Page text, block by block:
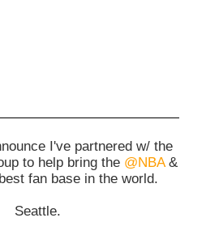
I've partnered w/ the
to help bring the @NBA&
fan base in the world.
Seattle.